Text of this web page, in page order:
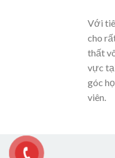
Với
cho
thất
vực
góc
viên.